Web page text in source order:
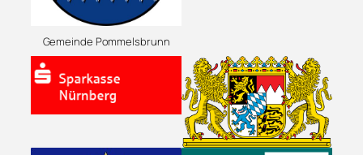
Gemeinde Pommelsbrunn